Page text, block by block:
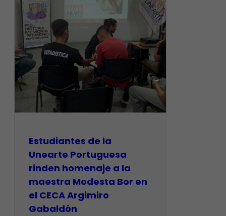
Estudiantes de la
Unearte Portuguesa
rinden homenaje a la
maestra Modesta Bor en
el CECA Argimiro
Gabaldón